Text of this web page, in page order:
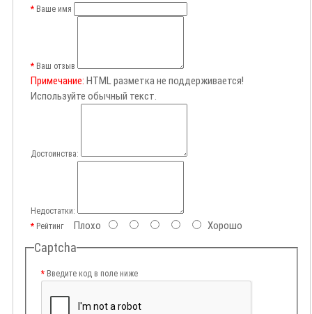
Ваше имя
Ваш отзыв
Примечание: HTML разметка не поддерживается!
Используйте обычный текст.
Достоинства:
Недостатки:
РейтингПлохо Хорошо
Captcha
Введите код в поле ниже